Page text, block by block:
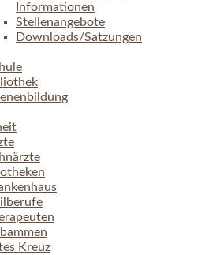
Informationen
Stellenangebote
Downloads/Satzungen
Kreuz